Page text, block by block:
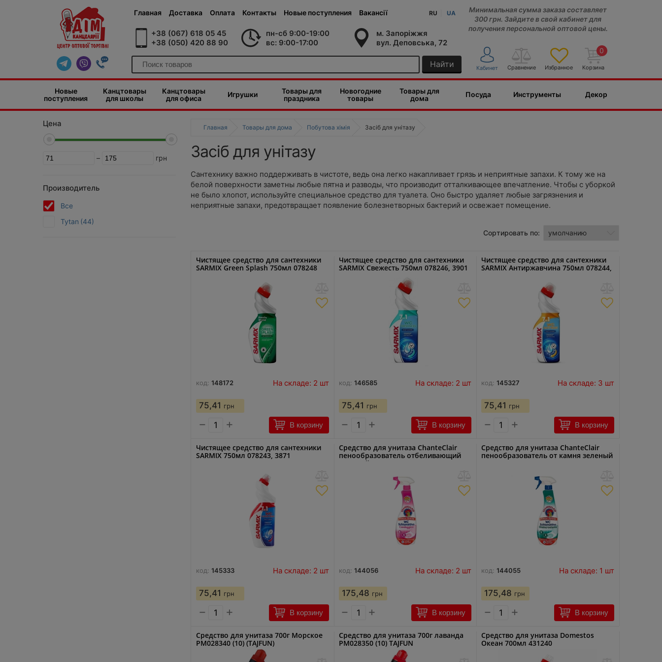
Главная Доставка Оплата Контакты Новые поступления Вакансії RU UA
+38 (067) 618 05 45
+38 (050) 420 88 90
пн-сб 9:00-19:00
вс: 9:00-17:00
м. Запоріжжя
вул. Деповська, 72
Найти
Минимальная сумма заказа составляет
300 грн. Зайдите в свой кабинет для
получения персональной оптовой цены.
0
Корзина
Избранное
Сравнение
Кабинет
Новые
поступления
Канцтовары
для школы
Канцтовары
для офиса
Игрушки
Товары для
праздника
Новогодние
товары
Товары для
дома
Посуда Инструменты Декор
Цена
– грн
Производитель
Все
Tytan (44)
Главная Товары для дома Побутова хімія Засіб для унітазу
Засіб для унітазу
Сантехнику важно поддерживать в чистоте, ведь она легко накапливает грязь и неприятные запахи. К тому же на
белой поверхности заметны любые пятна и разводы, что производит отталкивающее впечатление. Чтобы с уборкой
не было хлопот, используйте специальное средство для туалета. Оно быстро удаляет любые загрязнения и
неприятные запахи, предотвращает появление болезнетворных бактерий и освежает помещение.
Сортировать по:
Чистящее средство для сантехники
SARMIX Green Splash 750мл 078248
код: 148172 На складе: 2 шт
75,41 грн
− + В корзину
Чистящее средство для сантехники
SARMIX Свежесть 750мл 078246, 3901
код: 146585 На складе: 2 шт
75,41 грн
− + В корзину
Чистящее средство для сантехники
SARMIX Антиржавчина 750мл 078244,
код: 145327 На складе: 3 шт
75,41 грн
− + В корзину
Чистящее средство для сантехники
SARMIX 750мл 078243, 3871
код: 145333 На складе: 2 шт
75,41 грн
− + В корзину
Средство для унитаза ChanteClair
пенообразователь отбеливающий
розовый 625мл 6245
код: 144056 На складе: 2 шт
175,48 грн
− + В корзину
Средство для унитаза ChanteClair
пенообразователь от камня зеленый
код: 144055 На складе: 1 шт
175,48 грн
− + В корзину
Средство для унитаза 700г Морское
PM028340 (10) (TAJFUN)
Средство для унитаза 700г лаванда
PM028350 (10) TAJFUN
Средство для унитаза Domestos
Океан 700мл 431240